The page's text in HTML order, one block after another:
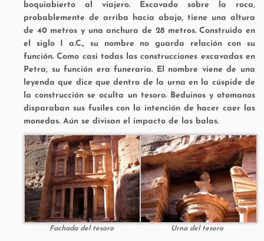
boquiabierto al viajero. Excavado sobre la roca,
probablemente de arriba hacia abajo, tiene una altura
de 40 metros y una anchura de 28 metros. Construido en
el siglo I a.C., su nombre no guarda relación con su
función. Como casi todas las construcciones excavadas en
Petra, su función era funeraria. El nombre viene de una
leyenda que dice que dentro de la urna en la cúspide de
la construcción se oculta un tesoro. Beduinos y otomanos
disparaban sus fusiles con la intención de hacer caer las
monedas. Aún se divisan el impacto de las balas.
Fachada del tesoro Urna del tesoro